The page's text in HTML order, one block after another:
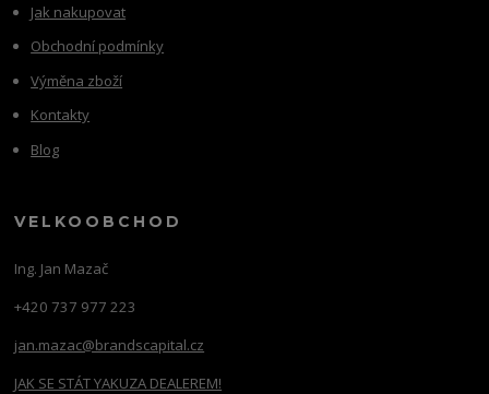
Jak nakupovat
Obchodní podmínky
Výměna zboží
Kontakty
Blog
VELKOOBCHOD
Ing. Jan Mazač
+420 737 977 223
jan.mazac@brandscapital.cz
JAK SE STÁT YAKUZA DEALEREM!